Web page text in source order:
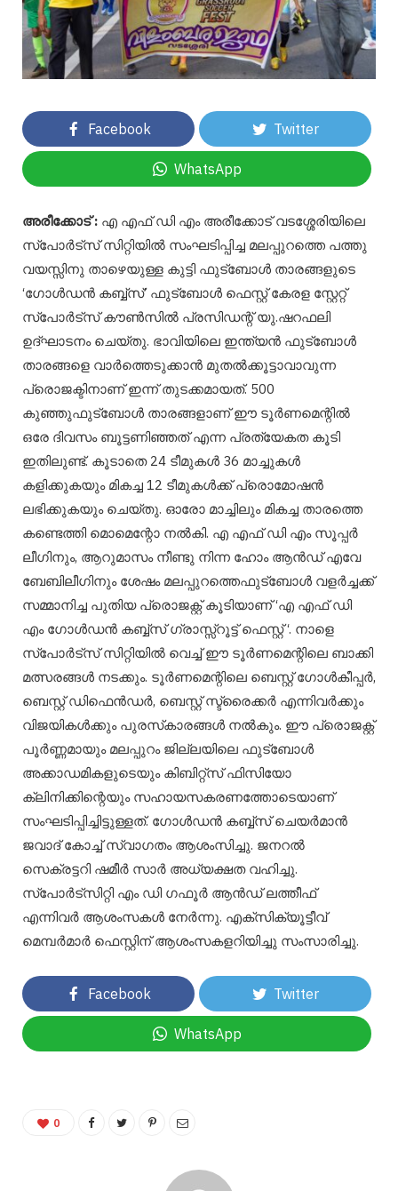
Facebook Twitter
WhatsApp
അരീക്കോട് : എ എഫ് ഡി എം അരീക്കോട് വടശ്ശേരിയിലെ
സ്പോർട്സ് സിറ്റിയിൽ സംഘടിപ്പിച്ച മലപ്പുറത്തെ പത്തു
വയസ്സിനു താഴെയുള്ള കുട്ടി ഫുട്ബോൾ താരങ്ങളുടെ
‘ഗോൾഡൻ കബ്ബ്സ്’ ഫുട്ബോൾ ഫെസ്റ്റ് കേരള സ്റ്റേറ്റ്
സ്പോർട്സ് കൗൺസിൽ പ്രസിഡന്റ്‌ യു.ഷറഫലി
ഉദ്ഘാടനം ചെയ്തു. ഭാവിയിലെ ഇന്ത്യൻ ഫുട്ബോൾ
താരങ്ങളെ വാർത്തെടുക്കാൻ മുതൽക്കൂട്ടാവാവുന്ന
പ്രൊജക്ടിനാണ് ഇന്ന് തുടക്കമായത്. 500
കുഞ്ഞുഫുട്ബോൾ താരങ്ങളാണ് ഈ ടൂർണമെന്റിൽ
ഒരേ ദിവസം ബൂട്ടണിഞ്ഞത് എന്ന പ്രത്യേകത കൂടി
ഇതിലുണ്ട്. കൂടാതെ 24 ടീമുകൾ 36 മാച്ചുകൾ
കളിക്കുകയും മികച്ച 12 ടീമുകൾക്ക് പ്രൊമോഷൻ
ലഭിക്കുകയും ചെയ്തു. ഓരോ മാച്ചിലും മികച്ച താരത്തെ
കണ്ടെത്തി മൊമെന്റോ നൽകി. എ എഫ് ഡി എം സൂപ്പർ
ലീഗിനും, ആറുമാസം നീണ്ടു നിന്ന ഹോം ആൻഡ് എവേ
ബേബിലീഗിനും ശേഷം മലപ്പുറത്തെഫുട്ബോൾ വളർച്ചക്ക്
സമ്മാനിച്ച പുതിയ പ്രൊജക്റ്റ്‌ കൂടിയാണ് ‘എ എഫ് ഡി
എം ഗോൾഡൻ കബ്ബ്സ് ഗ്രാസ്സ്‌റൂട്ട് ഫെസ്റ്റ് ‘. നാളെ
സ്പോർട്സ് സിറ്റിയിൽ വെച്ച് ഈ ടൂർണമെന്റിലെ ബാക്കി
മത്സരങ്ങൾ നടക്കും. ടൂർണമെന്റിലെ ബെസ്റ്റ് ഗോൾകീപ്പർ,
ബെസ്റ്റ് ഡിഫെൻഡർ, ബെസ്റ്റ് സ്ട്രൈക്കർ എന്നിവർക്കും
വിജയികൾക്കും പുരസ്‌കാരങ്ങൾ നൽകും. ഈ പ്രൊജക്റ്റ്‌
പൂർണ്ണമായും മലപ്പുറം ജില്ലയിലെ ഫുട്ബോൾ
അക്കാഡമികളുടെയും കിബിറ്റ്സ് ഫിസിയോ
ക്ലിനിക്കിന്റെയും സഹായസകരണത്തോടെയാണ്
സംഘടിപ്പിച്ചിട്ടുള്ളത്. ഗോൾഡൻ കബ്ബ്സ് ചെയർമാൻ
ജവാദ് കോച്ച് സ്വാഗതം ആശംസിച്ചു. ജനറൽ
സെക്രട്ടറി ഷമീർ സാർ അധ്യക്ഷത വഹിച്ചു.
സ്പോർട്സിറ്റി എം ഡി ഗഫൂർ ആൻഡ് ലത്തീഫ്
എന്നിവർ ആശംസകൾ നേർന്നു. എക്സിക്യൂട്ടീവ്
മെമ്പർമാർ ഫെസ്റ്റിന് ആശംസകളറിയിച്ചു സംസാരിച്ചു.
Facebook Twitter
WhatsApp
0